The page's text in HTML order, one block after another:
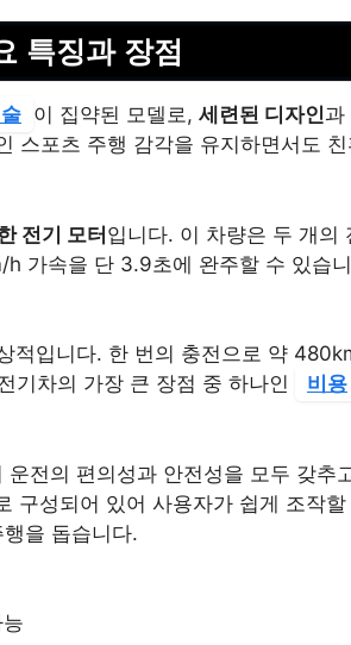
특징과 장점
이 집약된 모델로, 세련된 디자인과
스포츠 주행 감각을 유지하면서도
전기 모터입니다. 이 차량은 두 개의
가속을 단 3.9초에 완주할 수 있습
적입니다. 한 번의 충전으로 약
기차의 가장 큰 장점 중 하나인
비용
운전의 편의성과 안전성을 모두 갖추
구성되어 있어 사용자가 쉽게 조작
을 돕습니다.